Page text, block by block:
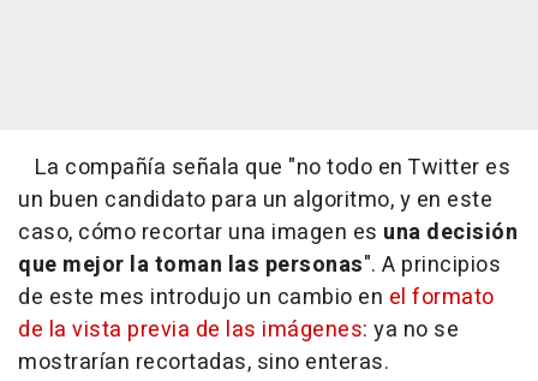
La compañía señala que "no todo en Twitter es
un buen candidato para un algoritmo, y en este
caso, cómo recortar una imagen es una decisión
que mejor la toman las personas". A principios
de este mes introdujo un cambio en el formato
de la vista previa de las imágenes: ya no se
mostrarían recortadas, sino enteras.